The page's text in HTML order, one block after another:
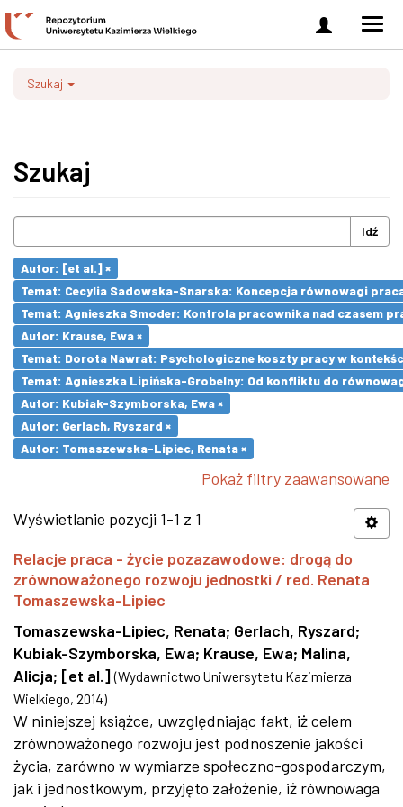
Zaloguj
się
Szukaj
Szukaj
Idź
Autor: [et al.] ×
Temat: Cecylia Sadowska-Snarska: Koncepcja równowagi
Temat: Agnieszka Smoder: Kontrola pracownika nad czasem
Autor: Krause, Ewa ×
Temat: Dorota Nawrat: Psychologiczne koszty pracy w
Temat: Agnieszka Lipińska-Grobelny: Od konfliktu do
Autor: Kubiak-Szymborska, Ewa ×
Autor: Gerlach, Ryszard ×
Autor: Tomaszewska-Lipiec, Renata ×
Pokaż filtry zaawansowane
Wyświetlanie pozycji 1-1 z 1
Relacje praca - życie pozazawodowe: drogą do
zrównoważonego rozwoju jednostki / red. Renata
Tomaszewska-Lipiec
Tomaszewska-Lipiec, Renata; Gerlach, Ryszard;
Kubiak-Szymborska, Ewa; Krause, Ewa; Malina,
Alicja; [et al.] (Wydawnictwo Uniwersytetu Kazimierza
Wielkiego, 2014)
W niniejszej książce, uwzględniając fakt, iż celem
zrównoważonego rozwoju jest podnoszenie jakości
życia, zarówno w wymiarze społeczno-gospodarczym,
jak i jednostkowym, przyjęto założenie, iż równowaga